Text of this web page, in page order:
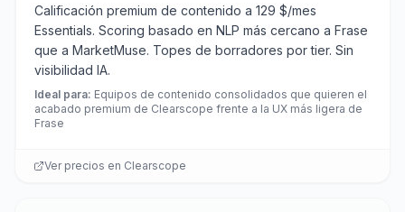
Calificación premium de contenido a 129 $/mes
Essentials. Scoring basado en NLP más cercano a Frase
que a MarketMuse. Topes de borradores por tier. Sin
visibilidad IA.
Ideal para: Equipos de contenido consolidados que quieren el
acabado premium de Clearscope frente a la UX más ligera de
Frase
Ver precios en Clearscope